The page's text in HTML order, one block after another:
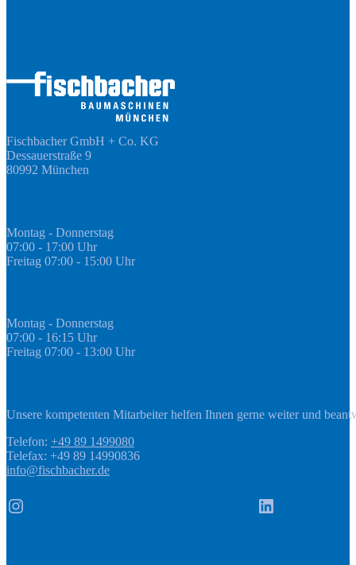
Fischbacher GmbH + Co. KG
Dessauerstraße 9
80992 München
Montag - Donnerstag
07:00 - 17:00 Uhr
Freitag 07:00 - 15:00 Uhr
Montag - Donnerstag
07:00 - 16:15 Uhr
Freitag 07:00 - 13:00 Uhr
Unsere kompetenten Mitarbeiter helfen Ihnen gerne weiter und
Telefon: +49 89 1499080
Telefax: +49 89 14990836
info@fischbacher.de
Instagram LinkedIn